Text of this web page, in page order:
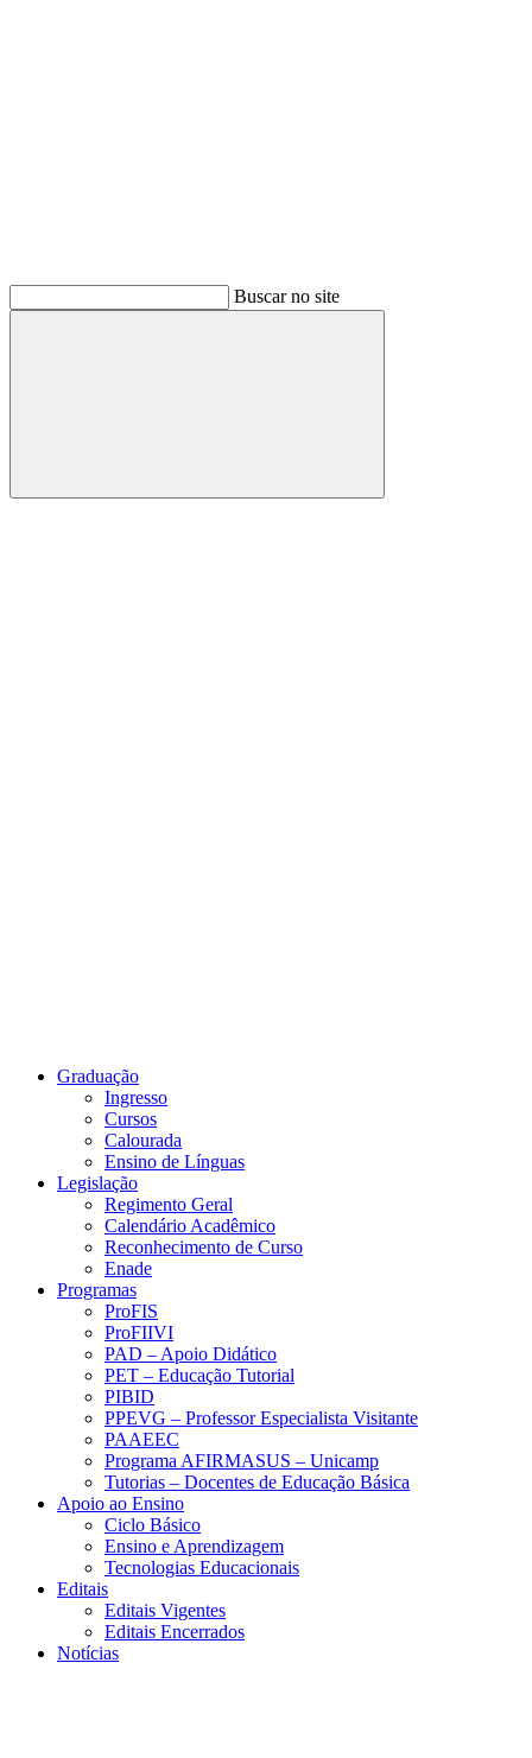
Buscar no site
Buscar
Graduação
Ingresso
Cursos
Calourada
Ensino de Línguas
Legislação
Regimento Geral
Calendário Acadêmico
Reconhecimento de Curso
Enade
Programas
ProFIS
ProFIIVI
PAD – Apoio Didático
PET – Educação Tutorial
PIBID
PPEVG – Professor Especialista Visitante
PAAEEC
Programa AFIRMASUS – Unicamp
Tutorias – Docentes de Educação Básica
Apoio ao Ensino
Ciclo Básico
Ensino e Aprendizagem
Tecnologias Educacionais
Editais
Editais Vigentes
Editais Encerrados
Notícias